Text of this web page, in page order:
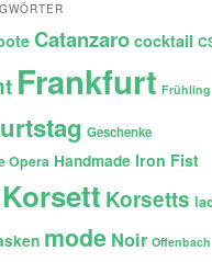
Catanzaro cocktail
Frankfurt Frühling
Geschenke
Opera Handmade Iron Fist
Korsett Korsetts
mode Noir Offenbach